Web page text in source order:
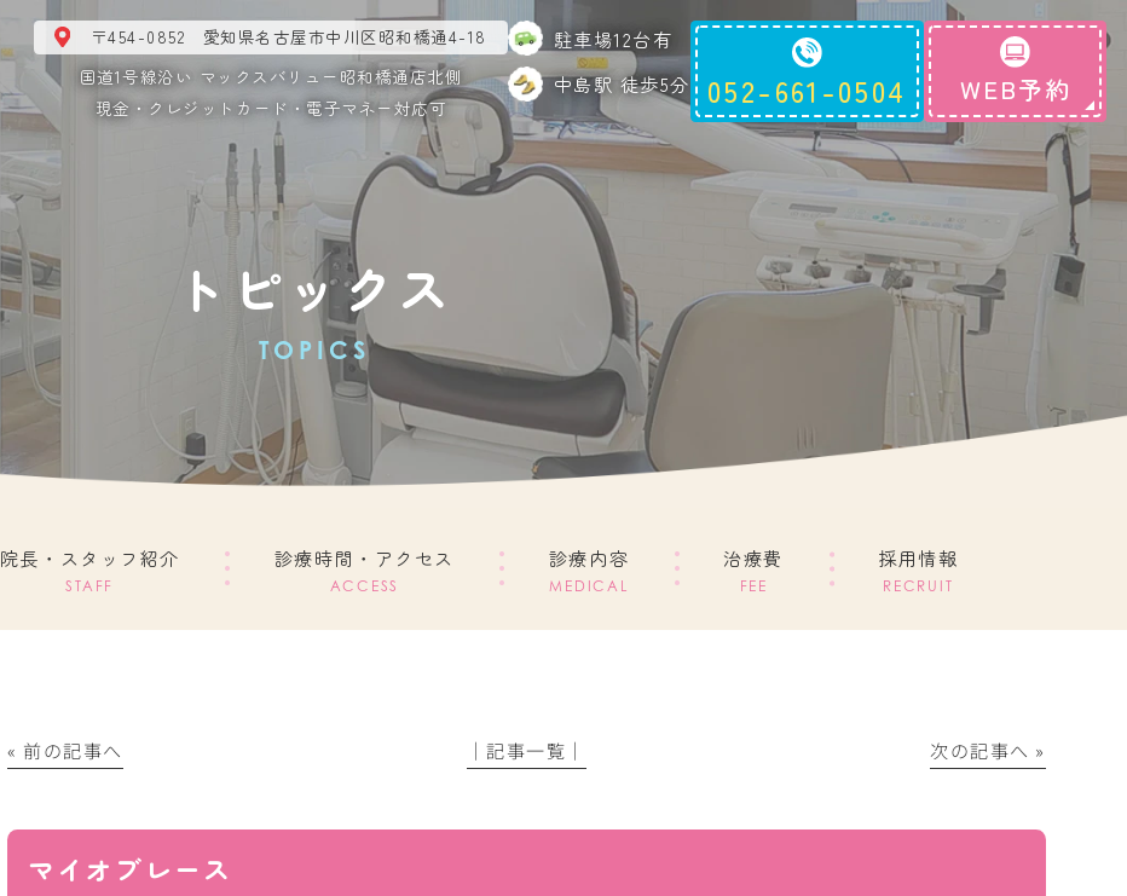
〒454-0852 愛知県名古屋市中川区昭和橋通4-18
国道1号線沿い マックスバリュー昭和橋通店北側
現金・クレジットカード・電子マネー対応可
駐車場12台有
中島駅 徒歩5分
052-661-0504 WEB予約
トピックス
TOPICS
院長・スタッフ紹介
STAFF
診療時間・アクセス
ACCESS
診療内容
MEDICAL
治療費
FEE
採用情報
RECRUIT
« 前の記事へ │記事一覧│ 次の記事へ »
マイオブレース